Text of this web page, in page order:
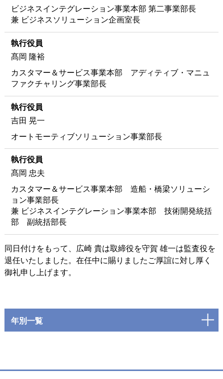
ビジネスインテグレーション事業本部 第二事業部長
兼 ビジネスソリューション企画室長
執行役員
髙岡 隆裕
カスタマー＆サービス事業本部 アディティブ・マニュ
ファクチャリング事業部長
執行役員
吉田 晃一
オートモーティブソリューション事業部長
執行役員
髙岡 忠夫
カスタマー＆サービス事業本部 造船・橋梁ソリューシ
ョン事業部長
兼 ビジネスインテグレーション事業本部 技術開発統括
部 副統括部長
同日付けをもって、広崎 貴は取締役を守賀 雄一は監査役を
退任いたしました。在任中に賜りましたご厚誼に対し厚く
御礼申し上げます。
年別一覧